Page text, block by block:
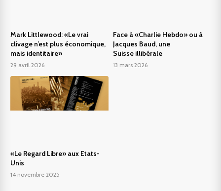
Mark Littlewood: «Le vrai
clivage n’est plus économique,
mais identitaire»
29 avril 2026
Face à «Charlie Hebdo» ou à
Jacques Baud, une
Suisse illibérale
13 mars 2026
«Le Regard Libre» aux Etats-
Unis
14 novembre 2025